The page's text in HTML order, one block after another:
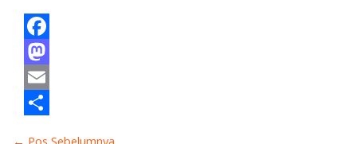
Facebook
Mastodon
Email